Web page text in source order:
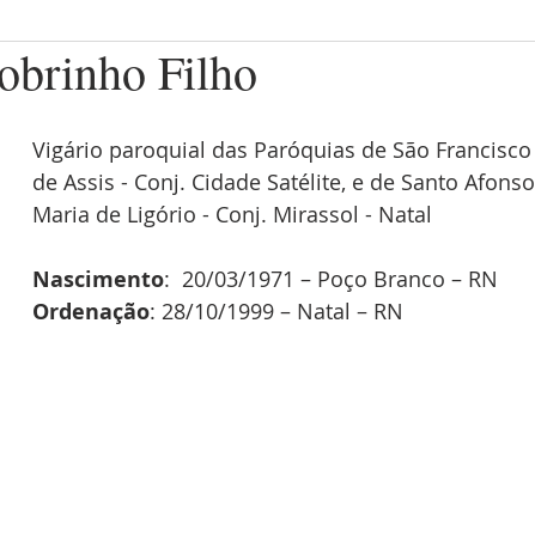
Filho
Vigário paroquial das Paróquias de São Francisco
de Assis - Conj. Cidade Satélite, e de Santo Afonso
Maria de Ligório - Conj. Mirassol - Natal
Nascimento:  20/03/1971 – Poço Branco – RN
Ordenação: 28/10/1999 – Natal – RN